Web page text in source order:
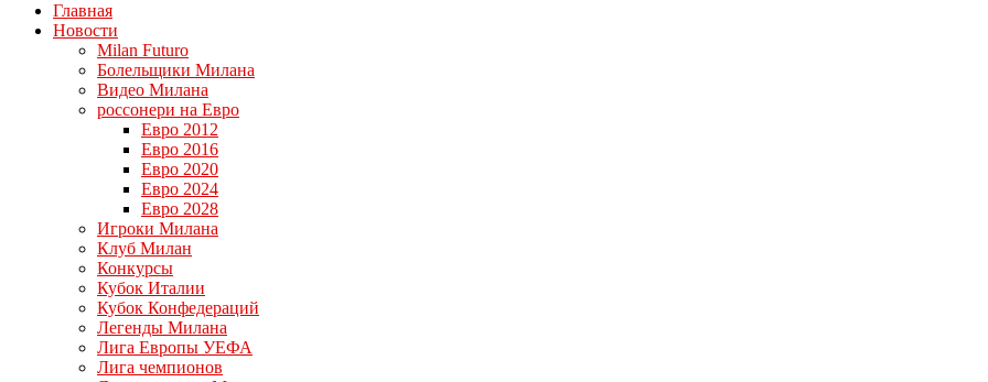
Главная
Новости
Milan Futuro
Болельщики Милана
Видео Милана
россонери на Евро
Евро 2012
Евро 2016
Евро 2020
Евро 2024
Евро 2028
Игроки Милана
Клуб Милан
Конкурсы
Кубок Италии
Кубок Конфедераций
Легенды Милана
Лига Европы УЕФА
Лига чемпионов